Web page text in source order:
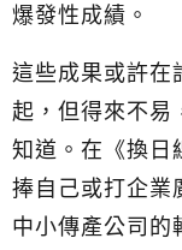
爆發性成績。
這些成果或許在
起，但得來不易
知道。 在《換日
捧自己或打企業
中小傳產公司的